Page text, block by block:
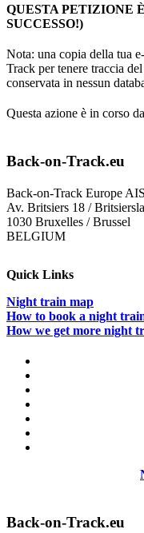
QUESTA PETIZIONE
SUCCESSO!)
Nota: una copia della tua
Track per tenere traccia
conservata in nessun
Questa azione è in corso
Back-on-Track.eu
Back-on-Track Europe
Av. Britsiers 18 /
1030 Bruxelles / Brussel
BELGIUM
Quick Links
Night train map
How to book a night
How we get more night
Back-on-Track.eu